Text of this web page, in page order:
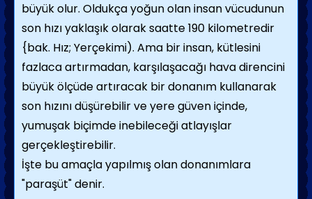
büyük olur. Oldukça yoğun olan insan vücudunun
son hızı yaklaşık olarak saatte 190 kilometredir
{bak. Hız; Yerçekimi). Ama bir insan, kütlesini
fazlaca artırmadan, karşılaşacağı hava direncini
büyük ölçüde artıracak bir donanım kullanarak
son hızını düşürebilir ve yere güven içinde,
yumuşak biçimde inebileceği atlayışlar
gerçekleştirebilir.
İşte bu amaçla yapılmış olan donanımlara
"paraşüt" denir.